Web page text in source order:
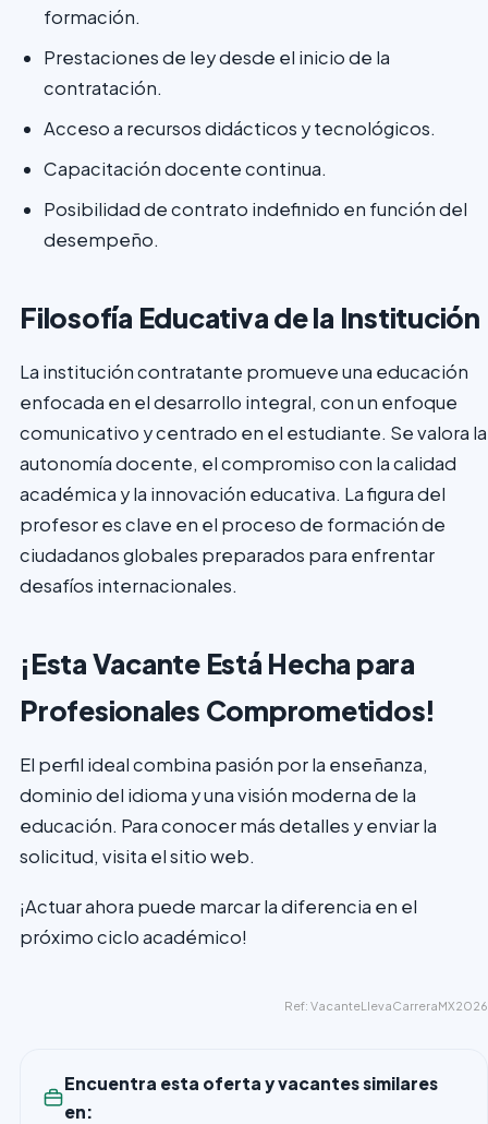
formación.
Prestaciones de ley desde el inicio de la
contratación.
Acceso a recursos didácticos y tecnológicos.
Capacitación docente continua.
Posibilidad de contrato indefinido en función del
desempeño.
Filosofía Educativa de la Institución
La institución contratante promueve una educación
enfocada en el desarrollo integral, con un enfoque
comunicativo y centrado en el estudiante. Se valora la
autonomía docente, el compromiso con la calidad
académica y la innovación educativa. La figura del
profesor es clave en el proceso de formación de
ciudadanos globales preparados para enfrentar
desafíos internacionales.
¡Esta Vacante Está Hecha para
Profesionales Comprometidos!
El perfil ideal combina pasión por la enseñanza,
dominio del idioma y una visión moderna de la
educación. Para conocer más detalles y enviar la
solicitud, visita el sitio web.
¡Actuar ahora puede marcar la diferencia en el
próximo ciclo académico!
Ref: VacanteLlevaCarreraMX2026
Encuentra esta oferta y vacantes similares
en: